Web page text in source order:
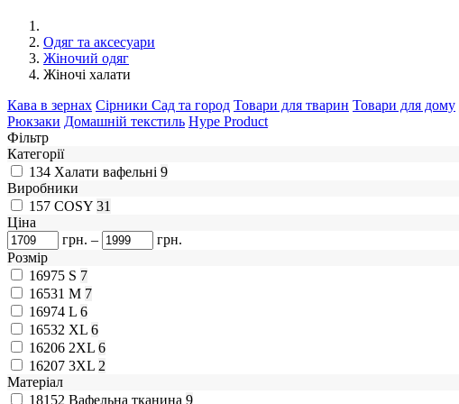
Одяг та аксесуари
Жіночий одяг
Жіночі халати
Кава в зернах Сірники Сад та город Товари для тварин Товари для дому
Рюкзаки Домашній текстиль Hype Product
Фільтр
Категорії
134 Халати вафельні 9
Виробники
157 COSY 31
Ціна
грн. –
грн.
Розмір
16975 S 7
16531 M 7
16974 L 6
16532 XL 6
16206 2XL 6
16207 3XL 2
Матеріал
18152 Вафельна тканина 9